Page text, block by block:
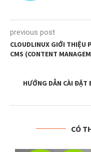
previous post
CLOUDLINUX GIỚI THIỆU
CMS (CONTENT
HƯỚNG DẪN CÀI ĐẶT
CÓ